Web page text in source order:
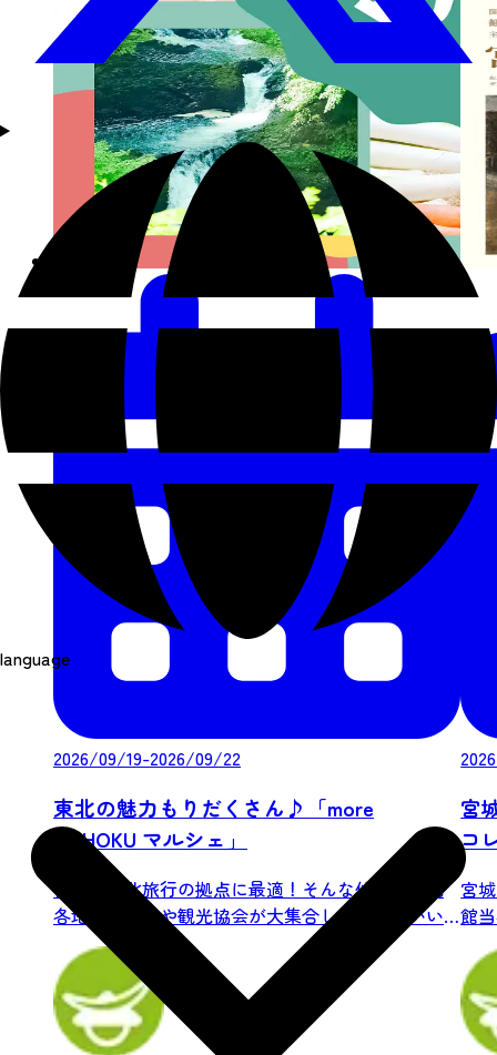
language
2026/09/19-2026/09/22
東北の魅力もりだくさん♪「more
TOHOKU マルシェ」
仙台は東北旅行の拠点に最適！そんな仙台に東北
各地の市町村や観光協会が大集合し、地域のいい
もの、...
宮
コ
宮
館